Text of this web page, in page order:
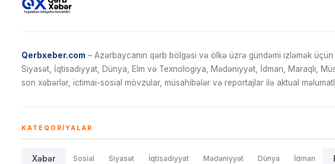
Qerbxeber.com – Azərbaycanın qərb bölgəsi və ölkə üzrə gündəmi izləmək üçün
Siyasət, İqtisadiyyat, Dünya, Elm və Texnologiya, Mədəniyyət, İdman, Maraqlı,
son xəbərlər, ictimai-sosial mövzular, müsahibələr və reportajlar ilə aktual
KATEQORIYALAR
Xəbər Sosial Siyasət İqtisadiyyat Mədəniyyət Dünya İdman